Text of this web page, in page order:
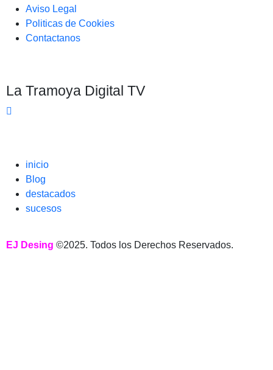
Aviso Legal
Politicas de Cookies
Contactanos
La Tramoya Digital TV
inicio
Blog
destacados
sucesos
EJ Desing ©2025. Todos los Derechos Reservados.